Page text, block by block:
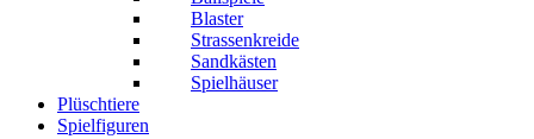
Blaster
Strassenkreide
Sandkästen
Spielhäuser
Plüschtiere
Spielfiguren